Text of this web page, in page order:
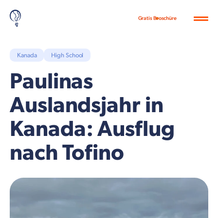
Gratis Broschüre
Kanada High School
Paulinas
Auslandsjahr in
Kanada: Ausflug
nach Tofino